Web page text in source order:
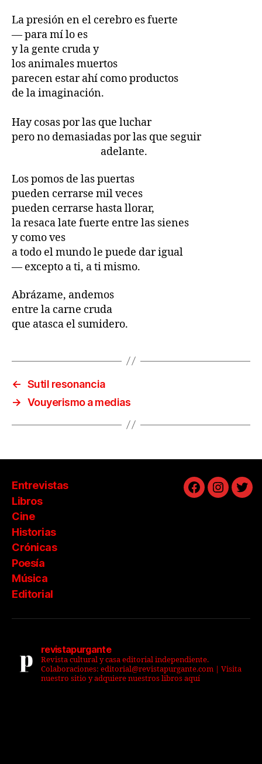
La presión en el cerebro es fuerte
— para mí lo es
y la gente cruda y
los animales muertos
parecen estar ahí como productos
de la imaginación.
Hay cosas por las que luchar
pero no demasiadas por las que seguir
adelante.
Los pomos de las puertas
pueden cerrarse mil veces
pueden cerrarse hasta llorar,
la resaca late fuerte entre las sienes
y como ves
a todo el mundo le puede dar igual
— excepto a ti, a ti mismo.
Abrázame, andemos
entre la carne cruda
que atasca el sumidero.
← Sutil resonancia
→ Vouyerismo a medias
Entrevistas
Libros
Cine
Historias
Crónicas
Poesía
Música
Editorial
Facebook
revistapurgante
Revista cultural y casa editorial independiente.
Colaboraciones: editorial@revistapurgante.com | Visita
nuestro sitio y adquiere nuestros libros aquí